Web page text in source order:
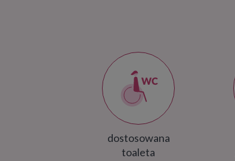
dostosowana
toaleta